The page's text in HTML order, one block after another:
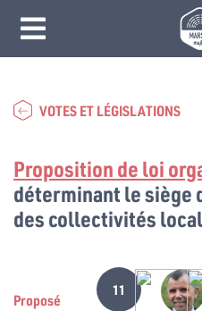
VOTES ET LÉGISLATIONS
Proposition de loi
déterminant le siège
des collectivités
Proposé
11